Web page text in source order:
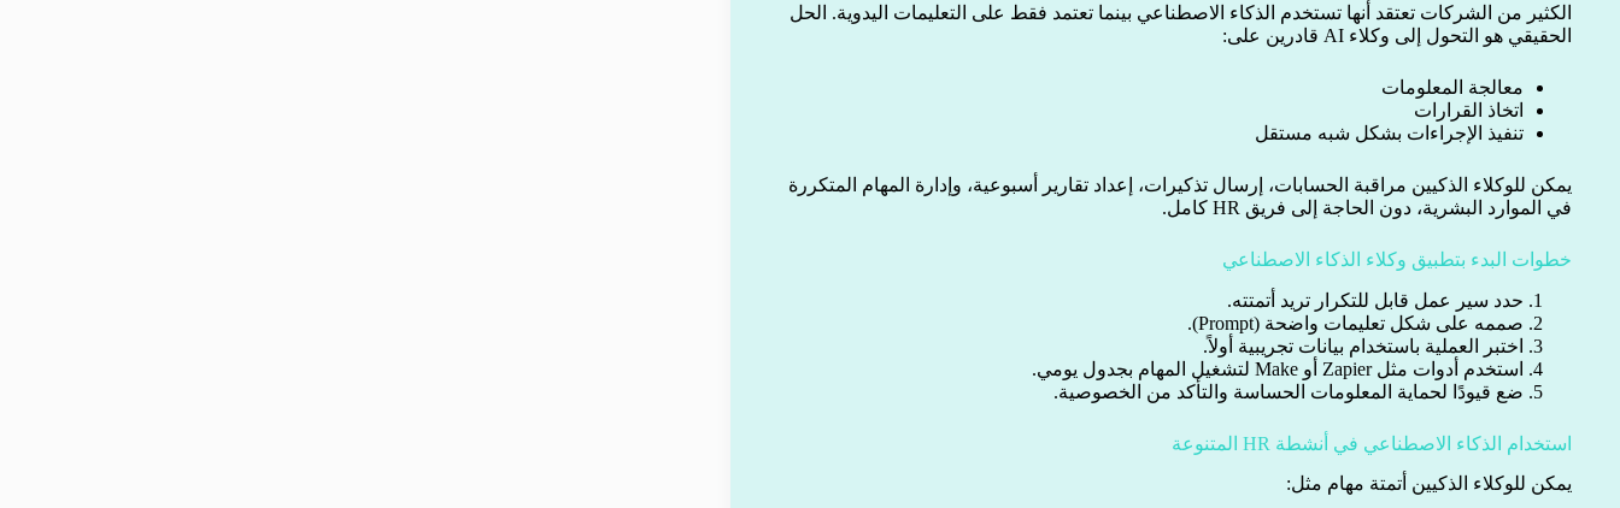
الكثير من الشركات تعتقد أنها تستخدم الذكاء الاصطناعي بينما تعتمد فقط على التعليمات اليدوية. الحل
الحقيقي هو التحول إلى وكلاء AI قادرين على:
معالجة المعلومات
اتخاذ القرارات
تنفيذ الإجراءات بشكل شبه مستقل
يمكن للوكلاء الذكيين مراقبة الحسابات، إرسال تذكيرات، إعداد تقارير أسبوعية، وإدارة المهام المتكررة
في الموارد البشرية، دون الحاجة إلى فريق HR كامل.
خطوات البدء بتطبيق وكلاء الذكاء الاصطناعي
حدد سير عمل قابل للتكرار تريد أتمتته.
صممه على شكل تعليمات واضحة (Prompt).
اختبر العملية باستخدام بيانات تجريبية أولاً.
استخدم أدوات مثل Zapier أو Make لتشغيل المهام بجدول يومي.
ضع قيودًا لحماية المعلومات الحساسة والتأكد من الخصوصية.
استخدام الذكاء الاصطناعي في أنشطة HR المتنوعة
يمكن للوكلاء الذكيين أتمتة مهام مثل: